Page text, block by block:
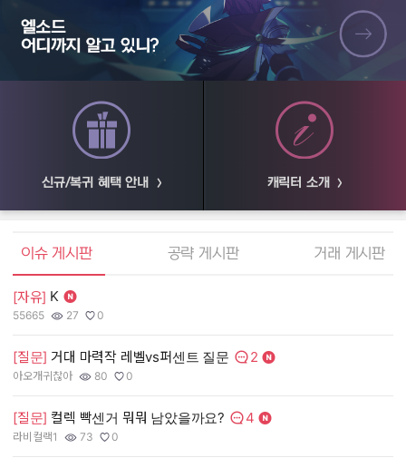
신규/복귀 혜택 안내 캐릭터 소개
엘소드 커뮤니티
이슈 게시판 공략 게시판 거래 게시판
[자유] K
작성자:
55665
조회수:
27
추천수:
0
[질문] 거대 마력작 레벨vs퍼센트 질문 댓글수:
2
작성자:
아오개귀찮아
조회수:
80
추천수:
0
[질문] 컬렉 빡센거 뭐뭐 남았을까요? 댓글수:
4
작성자:
라비컬랙1
조회수:
73
추천수:
0